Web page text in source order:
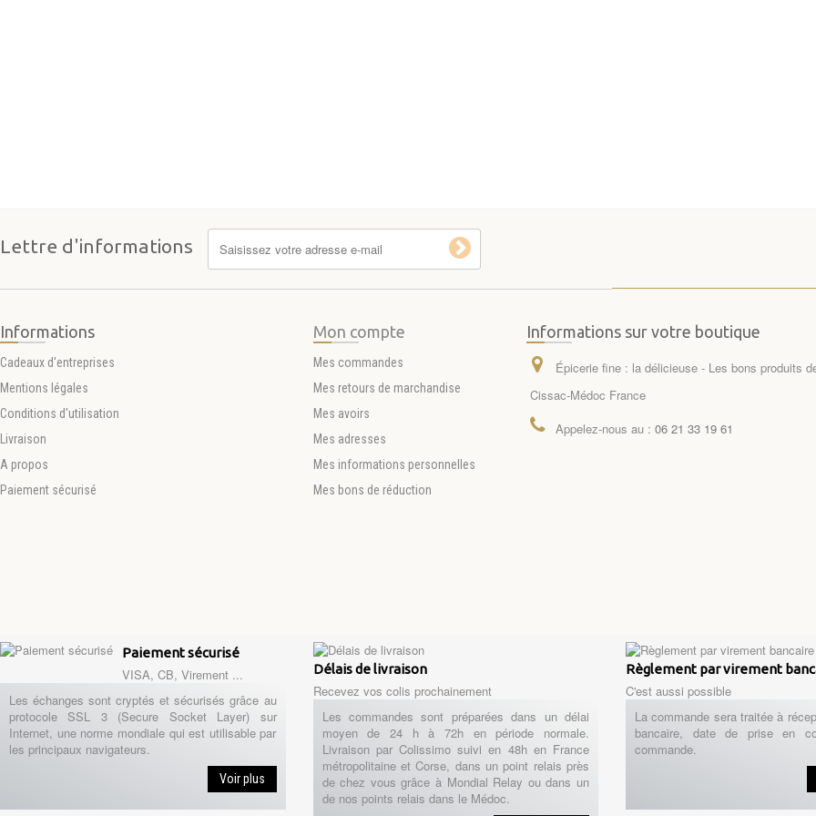
Lettre d'informations
Informations
Cadeaux d'entreprises
Mentions légales
Conditions d'utilisation
Livraison
A propos
Paiement sécurisé
Mon compte
Mes commandes
Mes retours de marchandise
Mes avoirs
Mes adresses
Mes informations personnelles
Mes bons de réduction
Informations sur votre boutique
Épicerie fine : la délicieuse - Les bons produits
Cissac-Médoc France
Appelez-nous au : 06 21 33 19 61
Paiement sécurisé
VISA, CB, Virement ...
Les échanges sont cryptés et sécurisés grâce au
protocole SSL 3 (Secure Socket Layer) sur
Internet, une norme mondiale qui est utilisable par
les principaux navigateurs.
Voir plus
Délais de livraison
Recevez vos colis prochainement
Les commandes sont préparées dans un délai
moyen de 24 h à 72h en période normale.
Livraison par Colissimo suivi en 48h en France
métropolitaine et Corse, dans un point relais près
de chez vous grâce à Mondial Relay ou dans un
de nos points relais dans le Médoc.
Règlement par virement
C'est aussi possible
La commande sera traitée à
bancaire, date de prise en
commande.